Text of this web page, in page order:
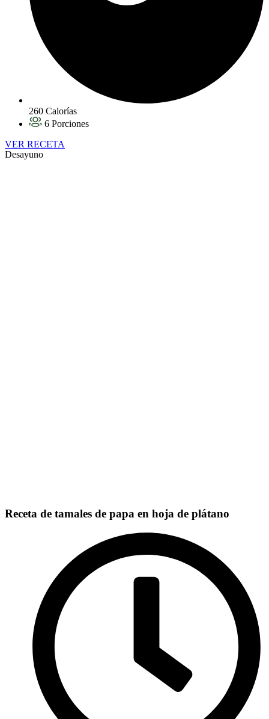
260 Calorías
6 Porciones
VER RECETA
Desayuno
Receta de tamales de papa en hoja de plátano